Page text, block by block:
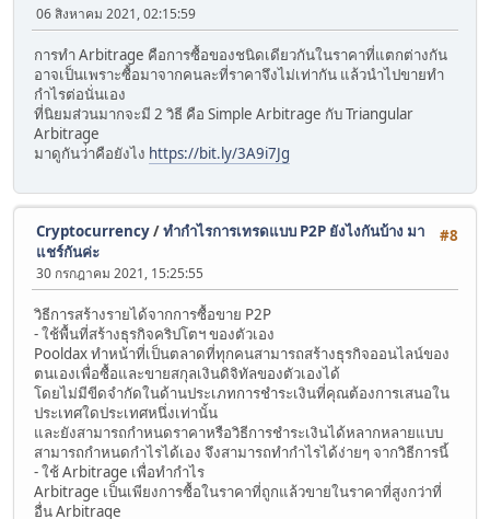
06 สิงหาคม 2021, 02:15:59
การทำ Arbitrage คือการซื้อของชนิดเดียวกันในราคาที่แตกต่างกัน
อาจเป็นเพราะซื้อมาจากคนละที่ราคาจึงไม่เท่ากัน แล้วนำไปขายทำ
กำไรต่อนั่นเอง
ที่นิยมส่วนมากจะมี 2 วิธี คือ Simple Arbitrage กับ Triangular
Arbitrage
มาดูกันว่่าคือยังไง https://bit.ly/3A9i7Jg
#8
Cryptocurrency/ทำกำไรการเทรดแบบ P2P ยังไงกันบ้าง มา
แชร์กันค่ะ
30 กรกฎาคม 2021, 15:25:55
วิธีการสร้างรายได้จากการซื้อขาย P2P
- ใช้พื้นที่สร้างธุรกิจคริปโตฯ ของตัวเอง
Pooldax ทำหน้าที่เป็นตลาดที่ทุกคนสามารถสร้างธุรกิจออนไลน์ของ
ตนเองเพื่อซื้อและขายสกุลเงินดิจิทัลของตัวเองได้
โดยไม่มีขีดจำกัดในด้านประเภทการชำระเงินที่คุณต้องการเสนอใน
ประเทศใดประเทศหนึ่งเท่านั้น
และยังสามารถกำหนดราคาหรือวิธีการชำระเงินได้หลากหลายแบบ
สามารถกำหนดกำไรได้เอง จึงสามารถทำกำไรได้ง่ายๆ จากวิธีการนี้
- ใช้ Arbitrage เพื่อทำกำไร
Arbitrage เป็นเพียงการซื้อในราคาที่ถูกแล้วขายในราคาที่สูงกว่าที่
อื่น Arbitrage